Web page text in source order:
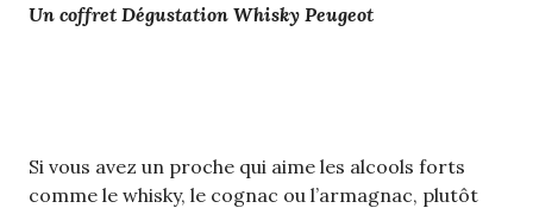
Un coffret Dégustation Whisky Peugeot
Si vous avez un proche qui aime les alcools forts
comme le whisky, le cognac ou l’armagnac, plutôt